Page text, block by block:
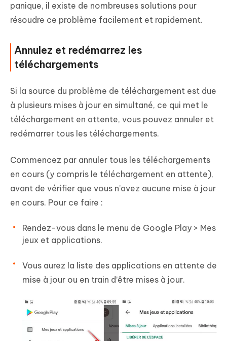
panique, il existe de nombreuses solutions pour
résoudre ce problème facilement et rapidement.
Annulez et redémarrez les
téléchargements
Si la source du problème de téléchargement est due
à plusieurs mises à jour en simultané, ce qui met le
téléchargement en attente, vous pouvez annuler et
redémarrer tous les téléchargements.
Commencez par annuler tous les téléchargements
en cours (y compris le téléchargement en attente),
avant de vérifier que vous n’avez aucune mise à jour
en cours. Pour ce faire :
Rendez-vous dans le menu de Google Play > Mes
jeux et applications.
Vous aurez la liste des applications en attente de
mise à jour ou en train d’être mises à jour.